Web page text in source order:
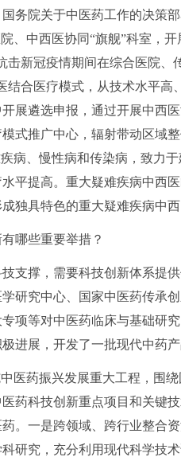
务院关于中医药工作的决策
、中西医协同“旗舰”科室，
击新冠疫情期间在综合医院
结合医疗模式，从技术水平
展遴选申报，通过开展中西
式推广中心，辐射带动区域
病、慢性病和传染病，致力
平提高。重大疑难疾病中西
独具特色的重大疑难疾病中
哪些重要举措？
支撑，需要科技创新体系提
研究中心、国家中医药传承
项等对中医药临床与基础研
进展，开发了一批现代中药
医药振兴发展重大工程，围
药科技创新重点项目和关键
。一是跨领域、跨行业整合
研究，充分利用现代科学技